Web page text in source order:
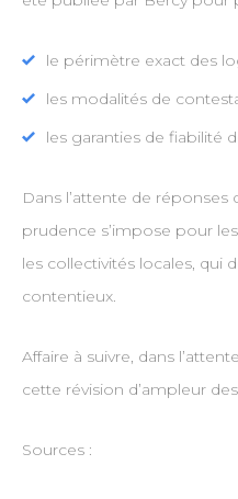
le périmètre exact des
les modalités de
les garanties de fiabilité
Dans l’attente de réponses
prudence s’impose pour
les collectivités locales, qui
contentieux.
Affaire à suivre, dans
cette révision d’ampleur
Sources :